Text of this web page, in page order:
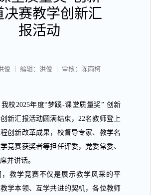
决赛教学创新汇
报活动
俊 ｜ 编辑：洪俊 ｜ 审核：陈雨柯
我校2025年度“梦蹊-课堂质量奖” 创新
新汇报活动圆满结束，22名教师登上
创新改革成果，校督导专家、教学名
竞赛获奖者等担任评委，党委常委、
并讲话。
，教学竞赛不仅是展示教学风采的平
学本领、互学共进的契机，各位教师